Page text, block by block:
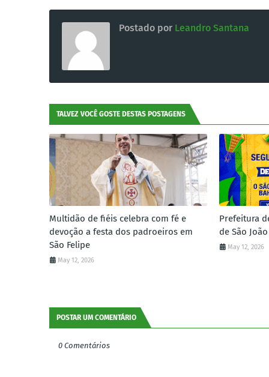
Postado por Leandro Santana
TALVEZ VOCÊ GOSTE DESTAS POSTAGENS
Multidão de fiéis celebra com fé e
devoção a festa dos padroeiros em
São Felipe
May 12, 2026
Prefeitura
de São
May 12, 2026
POSTAR UM COMENTÁRIO
0 Comentários